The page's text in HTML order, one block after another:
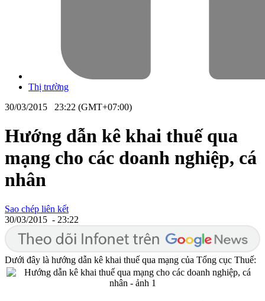
Thị trường
30/03/2015 23:22 (GMT+07:00)
Hướng dẫn kê khai thuế qua
mạng cho các doanh nghiệp, cá
nhân
Sao chép liên kết
30/03/2015 - 23:22
Dưới đây là hướng dẫn kê khai thuế qua mạng của Tổng cục Thuế: